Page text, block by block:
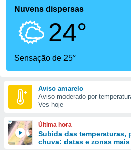
foi
fornecidas
a este
das
e
forma
digital
Nuvens dispersas
24°
Sensação de 25°
Aviso amarelo
Aviso moderado por
Ves hoje
Última hora
Subida das temperaturas,
chuva: datas e zonas